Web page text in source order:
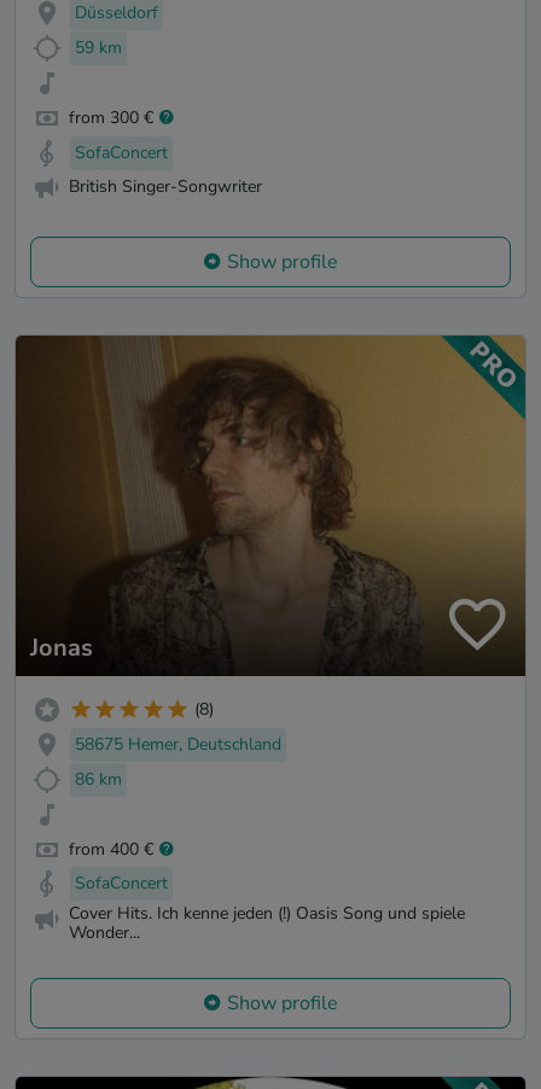
Düsseldorf
59 km
from 300 €
SofaConcert
British Singer-Songwriter
Show profile
Jonas
(8)
58675 Hemer, Deutschland
86 km
from 400 €
SofaConcert
Cover Hits. Ich kenne jeden (!) Oasis Song und spiele
Wonder...
Show profile